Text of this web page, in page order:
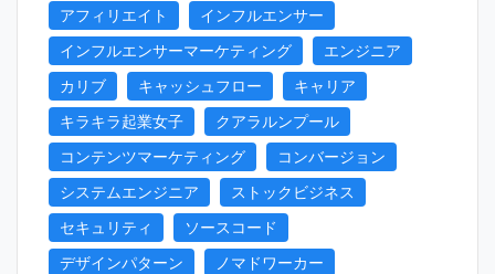
アフィリエイト
インフルエンサー
インフルエンサーマーケティング
エンジニア
カリブ
キャッシュフロー
キャリア
キラキラ起業女子
クアラルンプール
コンテンツマーケティング
コンバージョン
システムエンジニア
ストックビジネス
セキュリティ
ソースコード
デザインパターン
ノマドワーカー